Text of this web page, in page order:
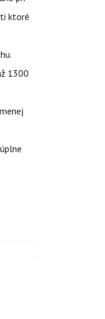
ktoré
1300